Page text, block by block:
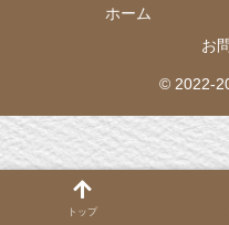
ホーム
お
© 2022-
トップ